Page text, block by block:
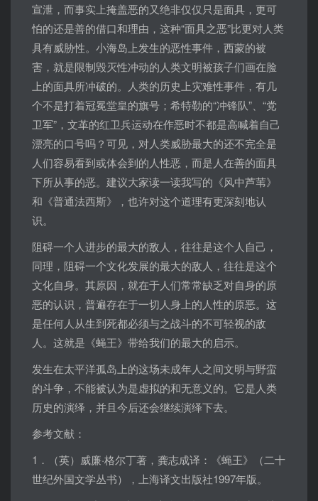
宣泄，而事实上掩盖恶的又绝非仅仅只是面具，更可
怕的还是善的借口和理由，这种“面具之恶”比更对人类
具有威胁性。小海岛上发生的恶性事件，西蒙的被
害，就是限制毁灭性冲动的人类文明被孩子们画在脸
上的面具所冲破的。人类的历史上灾难性事件，有几
个不是打着冠冕堂皇的旗号；希特勒的“冲锋队”、“党
卫军”，文革的红卫兵运动在作恶时不都是高喊着自己
漂亮的口号吗？可见，对人类威胁最大的还不完全是
人们容易看到或体会到的人性恶，而是人在善的面具
下所从事的恶。建议大家读一读我写的《风中芦苇》
和《普通法西斯》，也许对这个道理有更深刻地认
识。
阻碍一个人进步的最大的敌人，往往是这个人自己，
同理，阻碍一个文化发展的最大的敌人，往往是这个
文化自身。其原因，就在于人们常常缺乏对自身的原
恶的认识，普遍存在于一切人身上的人性的原恶。这
是任何人从生到死都必须与之战斗的不可轻视的敌
人。这就是《蝇王》带给我们的最大的启示。
发生在太平洋孤岛上的这场未成年人之间文明与野蛮
的斗争，不能被认为是虚拟的和无意义的。它是人类
历史的演绎，并且今后还会继续演绎下去。
参考文献：
1．（英）威廉·格尔丁著，龚志成译：《蝇王》（二十
世纪外国文学丛书），上海译文出版社1997年版。